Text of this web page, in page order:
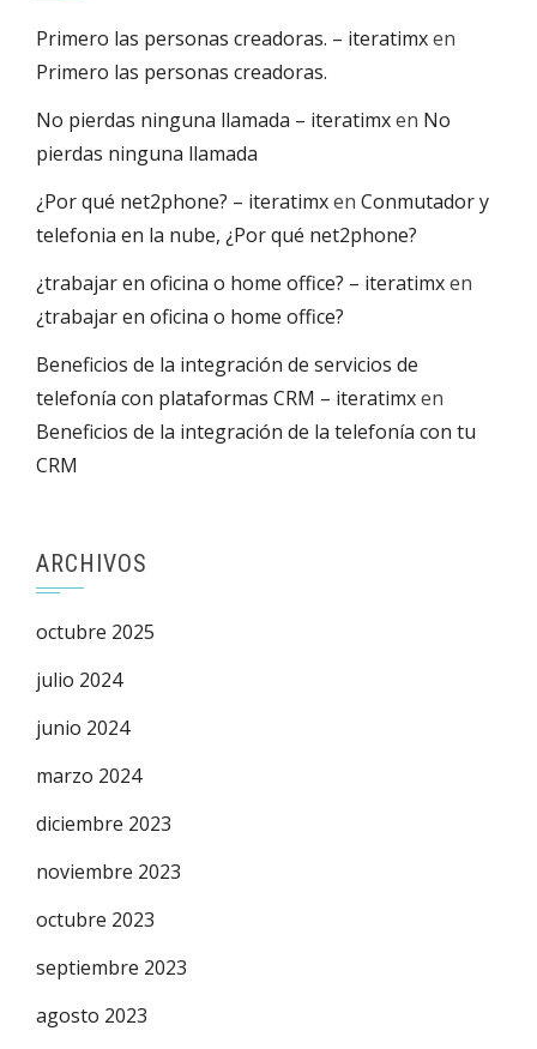
Primero las personas creadoras. – iteratimxen
Primero las personas creadoras.
No pierdas ninguna llamada – iteratimxen No
pierdas ninguna llamada
¿Por qué net2phone? – iteratimxen Conmutador y
telefonia en la nube, ¿Por qué net2phone?
¿trabajar en oficina o home office? – iteratimxen
¿trabajar en oficina o home office?
Beneficios de la integración de servicios de
telefonía con plataformas CRM – iteratimxen
Beneficios de la integración de la telefonía con tu
CRM
ARCHIVOS
octubre 2025
julio 2024
junio 2024
marzo 2024
diciembre 2023
noviembre 2023
octubre 2023
septiembre 2023
agosto 2023